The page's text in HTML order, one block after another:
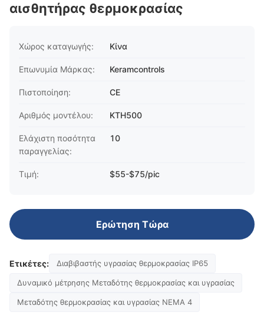
αισθητήρας θερμοκρασίας
Χώρος καταγωγής: Κίνα
Επωνυμία Μάρκας: Keramcontrols
Πιστοποίηση: CE
Αριθμός μοντέλου: KTH500
Ελάχιστη ποσότητα
παραγγελίας:
10
Τιμή: $55-$75/pic
Ερώτηση Τώρα
Ετικέτες: Διαβιβαστής υγρασίας θερμοκρασίας IP65
Δυναμικό μέτρησης Μεταδότης θερμοκρασίας και υγρασίας
Μεταδότης θερμοκρασίας και υγρασίας NEMA 4